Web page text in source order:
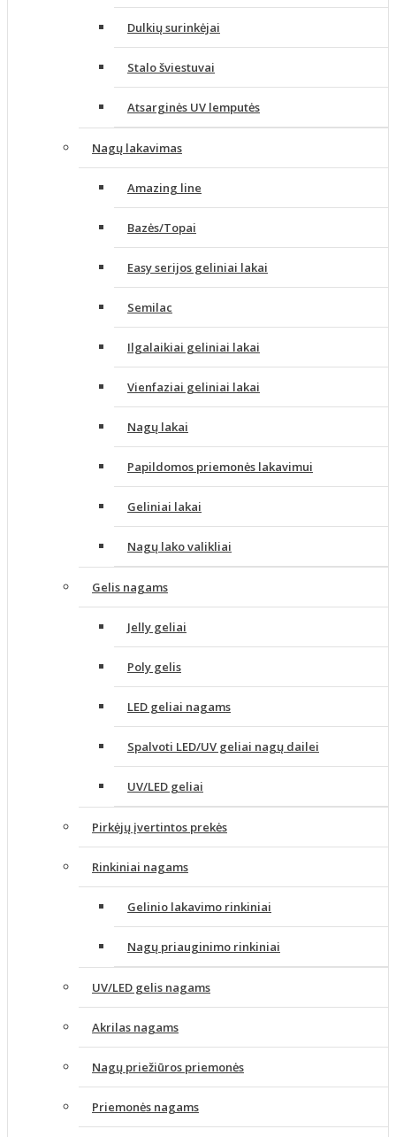
Dulkių surinkėjai
Stalo šviestuvai
Atsarginės UV lemputės
Nagų lakavimas
Amazing line
Bazės/Topai
Easy serijos geliniai lakai
Semilac
Ilgalaikiai geliniai lakai
Vienfaziai geliniai lakai
Nagų lakai
Papildomos priemonės lakavimui
Geliniai lakai
Nagų lako valikliai
Gelis nagams
Jelly geliai
Poly gelis
LED geliai nagams
Spalvoti LED/UV geliai nagų dailei
UV/LED geliai
Pirkėjų įvertintos prekės
Rinkiniai nagams
Gelinio lakavimo rinkiniai
Nagų priauginimo rinkiniai
UV/LED gelis nagams
Akrilas nagams
Nagų priežiūros priemonės
Priemonės nagams